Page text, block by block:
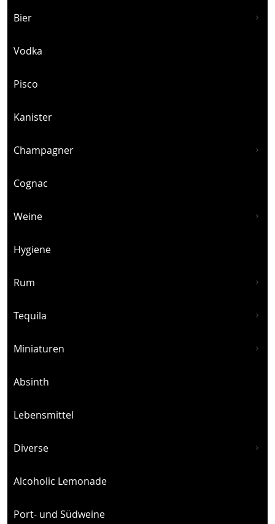
Bier
Vodka
Pisco
Kanister
Champagner
Cognac
Weine
Hygiene
Rum
Tequila
Miniaturen
Absinth
Lebensmittel
Diverse
Alcoholic Lemonade
Port- und Südweine